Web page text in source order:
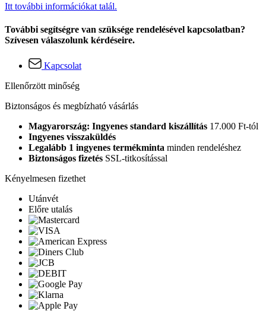
Itt további információkat talál.
További segítségre van szüksége rendelésével kapcsolatban?
Szívesen válaszolunk kérdéseire.
Kapcsolat
Ellenőrzött minőség
Biztonságos és megbízható vásárlás
Magyarország: Ingyenes standard kiszállítás 17.000 Ft-tól
Ingyenes visszaküldés
Legalább 1 ingyenes termékminta minden rendeléshez
Biztonságos fizetés SSL-titkosítással
Kényelmesen fizethet
Utánvét
Előre utalás